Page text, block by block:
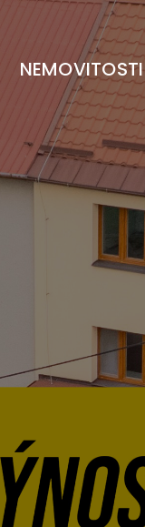
NEMOVITOSTI